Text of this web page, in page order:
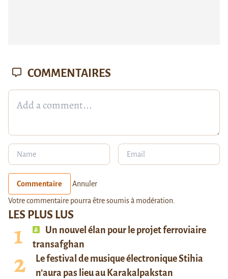
LES PLUS LUS
Un nouvel élan pour le projet ferroviaire
transafghan
Le festival de musique électronique Stihia
n’aura pas lieu au Karakalpakstan
COMMENTAIRES
Commentaire Annuler
Votre commentaire pourra être soumis à modération.